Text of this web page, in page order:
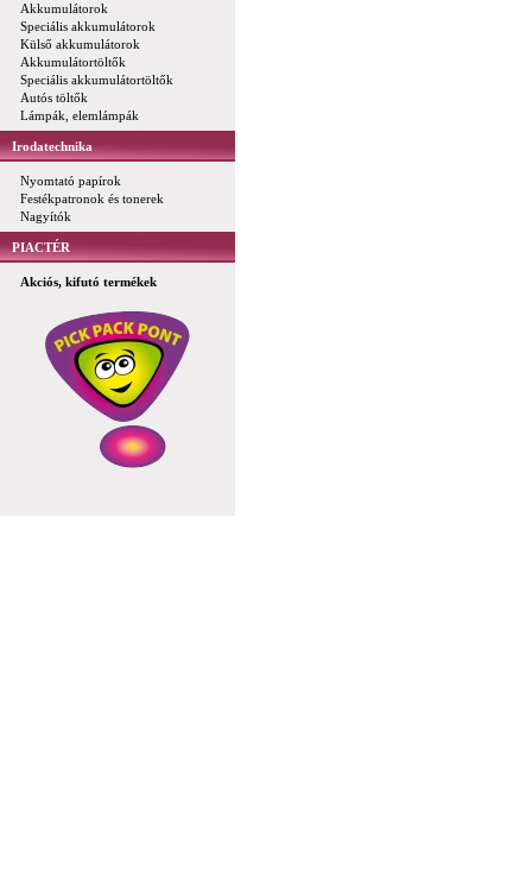
Akkumulátorok
Speciális akkumulátorok
Külső akkumulátorok
Akkumulátortöltők
Speciális akkumulátortöltők
Autós töltők
Lámpák, elemlámpák
Irodatechnika
Nyomtató papírok
Festékpatronok és tonerek
Nagyítók
PIACTÉR
Akciós, kifutó termékek